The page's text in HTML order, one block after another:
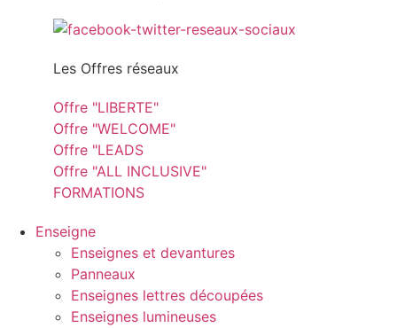
Les Offres réseaux
Offre "LIBERTE"
Offre "WELCOME"
Offre "LEADS
Offre "ALL INCLUSIVE"
FORMATIONS
Enseigne
Enseignes et devantures
Panneaux
Enseignes lettres découpées
Enseignes lumineuses